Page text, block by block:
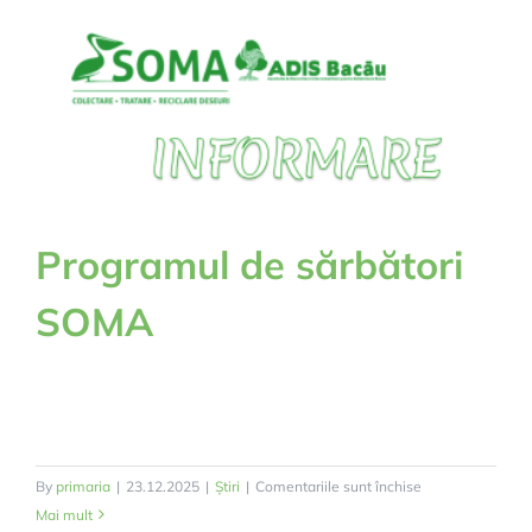
Programul de sărbători
SOMA
By primaria | 23.12.2025 | Știri | Comentariile sunt închise
Mai mult